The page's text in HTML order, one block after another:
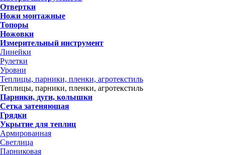
Отвертки
Ножи монтажные
Топоры
Ножовки
Измерительный инструмент
Линейки
Рулетки
Уровни
Теплицы, парники, пленки, агротекстиль
Теплицы, парники, пленки, агротекстиль
Парники, дуги, колышки
Сетка затеняющая
Грядки
Укрытие для теплиц
Армированная
Светлица
Парниковая